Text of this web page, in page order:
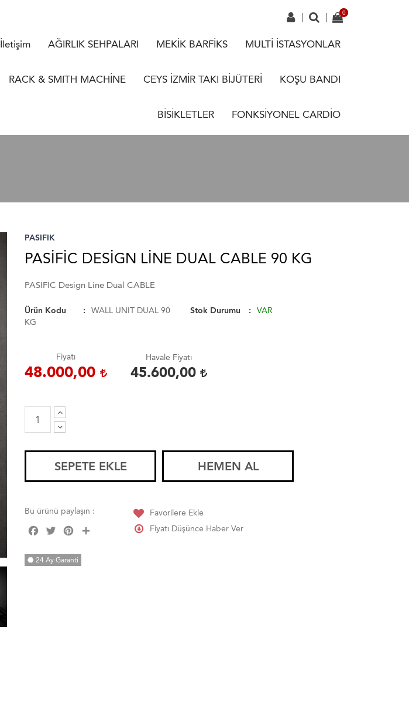
İletişim AĞIRLIK SEHPALARI MEKİK BARFİKS MULTİ İSTASYONLAR
RACK & SMITH MACHİNE CEYS İZMİR TAKI BİJÜTERİ KOŞU BANDI
BİSİKLETLER FONKSİYONEL CARDİO
PASIFIK
PASİFİC DESIGN LINE DUAL CABLE 90 KG
PASİFİC Design Line Dual CABLE
Ürün Kodu
WALL UNIT DUAL 90
KG
Stok Durumu VAR
Fiyatı
48.000,00
Havale Fiyatı
45.600,00
SEPETE EKLE HEMEN AL
Bu ürünü paylaşın :
FacebookTwitterPinterest
Favorilere Ekle
Fiyatı Düşünce Haber Ver
24 Ay Garanti